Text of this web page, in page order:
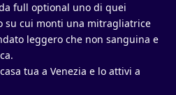
full optional uno di quei
su cui monti una mitragliatrice
leggero che non sanguina e
tua a Venezia e lo attivi a